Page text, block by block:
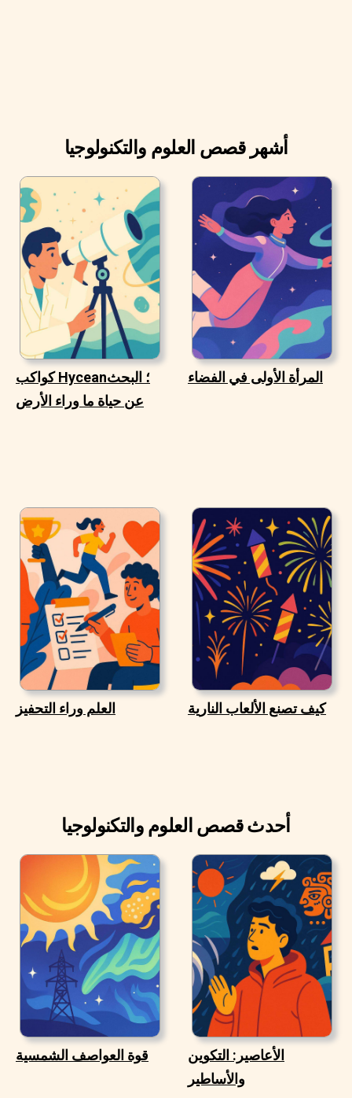
أشهر قصص العلوم والتكنولوجيا
كواكب Hycean؛ البحث
عن حياة ما وراء الأرض
المرأة الأولى في الفضاء
العلم وراء التحفيز كيف تصنع الألعاب النارية
أحدث قصص العلوم والتكنولوجيا
قوة العواصف الشمسية
الأعاصير: التكوين
والأساطير